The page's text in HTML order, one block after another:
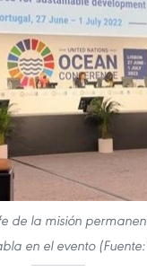
de la misión
en el evento